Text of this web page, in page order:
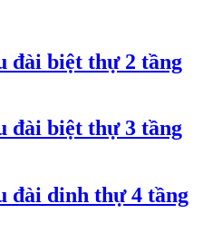
đài biệt thự 2 tầng
đài biệt thự 3 tầng
đài dinh thự 4 tầng